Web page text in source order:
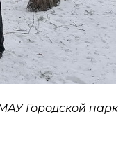
Городской парк